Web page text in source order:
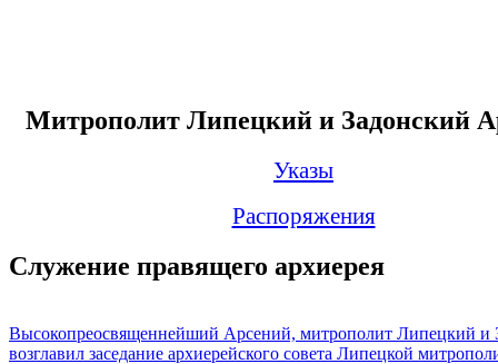
Митрополит Липецкий и Задонский
Указы
Распоряжения
Служение правящего архиерея
Высокопреосвященнейший Арсений, митрополит Липецкий и
возглавил заседание архиерейского совета Липецкой